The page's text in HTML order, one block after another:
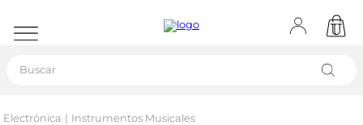
Electrónica Instrumentos Musicales